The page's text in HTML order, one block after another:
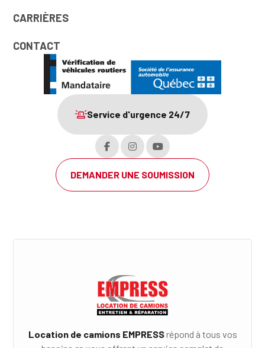
CARRIÈRES
CONTACT
Service d'urgence 24/7
DEMANDER UNE SOUMISSION
Location de camions EMPRESSrépond à tous vos